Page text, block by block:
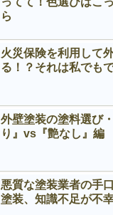
ら
火災保険を利用して
る！？それは私でも
外壁塗装の塗料選び
り』vs『艶なし』編
悪質な塗装業者の手
塗装、知識不足が不